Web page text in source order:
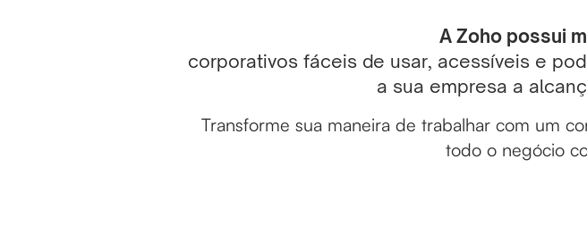
A Zoho possui
corporativos fáceis de usar, acessíveis e
a sua empresa a
Transforme sua maneira de trabalhar com um
todo o negócio